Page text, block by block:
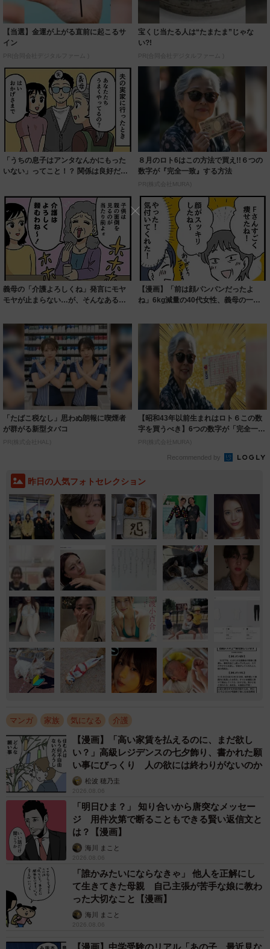
【当選】金運が上がる直前に起こるサ
イン
PR(合同会社デジタルファーム )
宝くじ当たる人は“たまたま”じゃな
い?!
PR(合同会社デジタルファーム )
「うちの息子はアンタなんかにもった
いない」ってこと！？ 関係は良好だっ
８月のロト6はこの方法で買え!!６つの
数字が『完全一致』する方法
PR(株式会社MURA)
義母の「介護よろしくね」発言にモヤ
モヤが止まらない…が、そんなある
【漫画】「前は顔パンパンだったよ
ね」6kg減量の40代女性、義母の一言
「たばこ税なし」思わぬ朗報に喫煙者
が群がる新型タバコ
PR(株式会社HAL)
【昭和43年以前生まれはロト６この数
字を買うべき】6つの数字が「完全一
致」する方...
PR(株式会社MURA)
Recommended by
昨日の人気フォトセレクション
マンガ 家族 気になる 介護
【漫画】「高い家賃を払えるのに、まだ欲し
い？」高級レジデンスの七夕飾り、書かれた願
い事にびっくり 人の欲には終わりがないのか
松波 穂乃圭
2026.08.06
「明日ひま？」 知り合いから唐突なメッセー
ジ 用件次第で断ることもできる賢い返信文と
は？【漫画】
海川 まこと
2026.08.06
「誰かみたいにならなきゃ」 他人を正解にし
て生きてきた母親 自己主張が苦手な娘に教わ
った大切なこと【漫画】
海川 まこと
2026.08.06